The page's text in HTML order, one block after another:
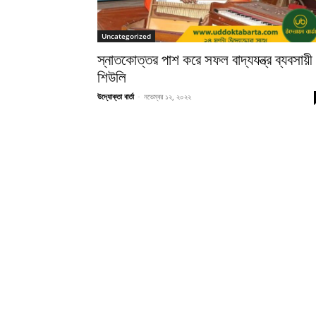
Uncategorized
স্নাতকোত্তর পাশ করে সফল বাদ্যযন্ত্র ব্যবসায়ী
শিউলি
উদ্যোক্তা বার্তা - নভেম্বর ১২, ২০২২